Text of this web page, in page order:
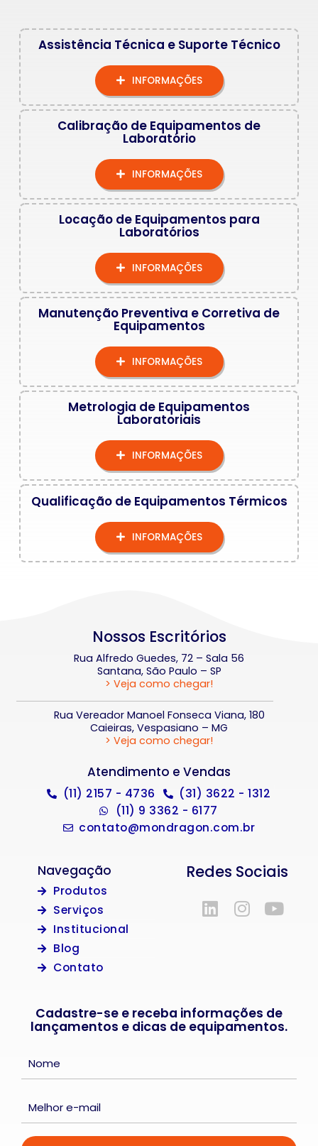
Assistência Técnica e Suporte Técnico
INFORMAÇÕES
Calibração de Equipamentos de
Laboratório
INFORMAÇÕES
Locação de Equipamentos para
Laboratórios
INFORMAÇÕES
Manutenção Preventiva e Corretiva de
Equipamentos
INFORMAÇÕES
Metrologia de Equipamentos
Laboratoriais
INFORMAÇÕES
Qualificação de Equipamentos Térmicos
INFORMAÇÕES
Nossos Escritórios
Rua Alfredo Guedes, 72 – Sala 56
Santana, São Paulo – SP
> Veja como chegar!
Rua Vereador Manoel Fonseca Viana, 180
Caieiras, Vespasiano – MG
> Veja como chegar!
Atendimento e Vendas
(11) 2157 - 4736
(31) 3622 - 1312
(11) 9 3362 - 6177
contato@mondragon.com.br
Navegação
Produtos
Serviços
Institucional
Blog
Contato
Redes Sociais
Cadastre-se e receba informações de
lançamentos e dicas de equipamentos.